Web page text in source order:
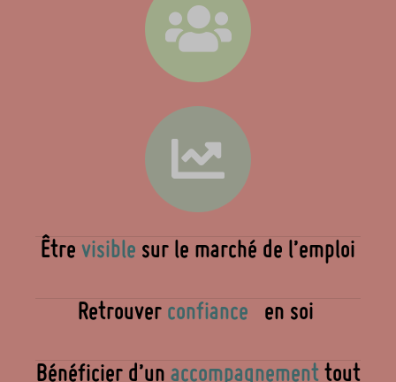
Être visible sur le marché de l’emploi
Retrouver confiance en soi
Bénéficier d’un accompagnement tout